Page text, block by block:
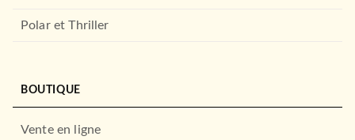
Polar et Thriller
BOUTIQUE
Vente en ligne